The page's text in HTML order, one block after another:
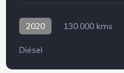
2020 130.000 kms
Diésel